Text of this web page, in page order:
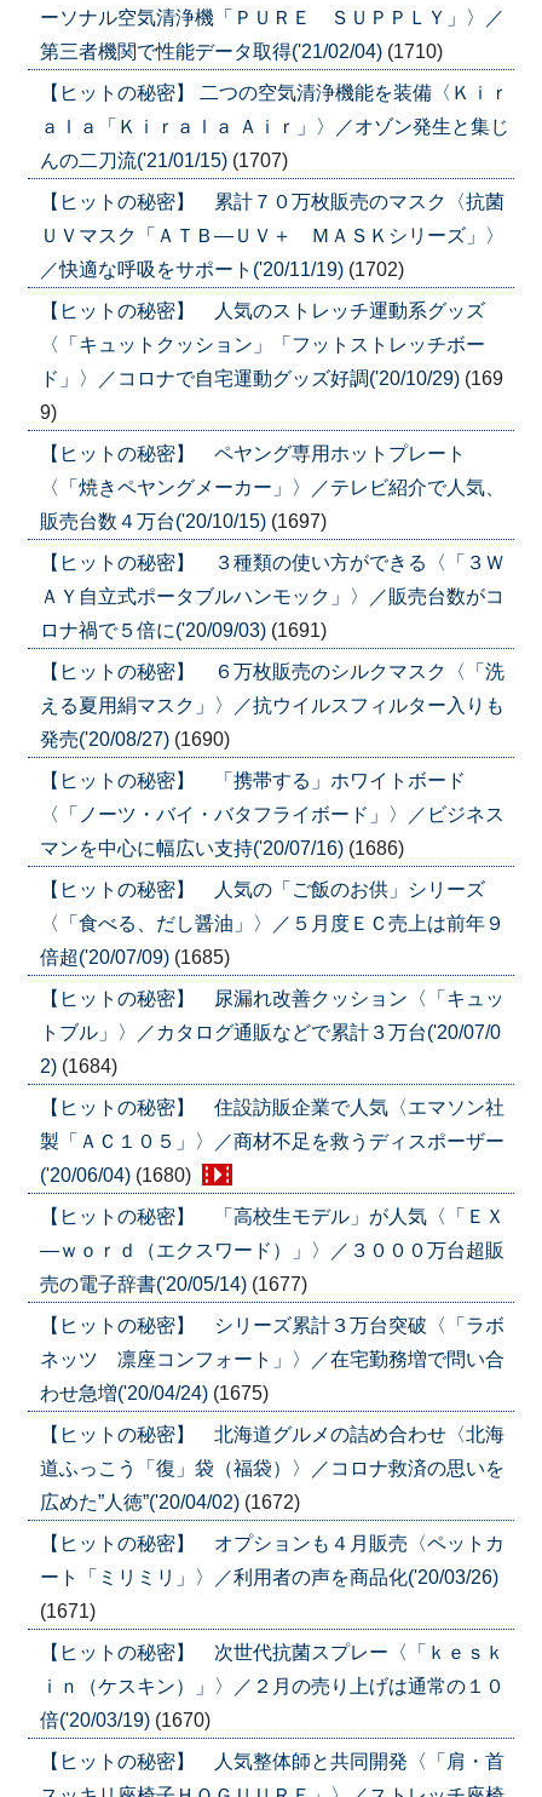
ーソナル空気清浄機「ＰＵＲＥ ＳＵＰＰＬＹ」〉／
第三者機関で性能データ取得('21/02/04) (1710)
【ヒットの秘密】 二つの空気清浄機能を装備〈Ｋｉｒ
ａｌａ「Ｋｉｒａｌａ Ａｉｒ」〉／オゾン発生と集じ
んの二刀流('21/01/15) (1707)
【ヒットの秘密】 累計７０万枚販売のマスク〈抗菌
ＵＶマスク「ＡＴＢ―ＵＶ＋ ＭＡＳＫシリーズ」〉
／快適な呼吸をサポート('20/11/19) (1702)
【ヒットの秘密】 人気のストレッチ運動系グッズ
〈「キュットクッション」「フットストレッチボー
ド」〉／コロナで自宅運動グッズ好調('20/10/29) (169
9)
【ヒットの秘密】 ペヤング専用ホットプレート
〈「焼きペヤングメーカー」〉／テレビ紹介で人気、
販売台数４万台('20/10/15) (1697)
【ヒットの秘密】 ３種類の使い方ができる〈「３Ｗ
ＡＹ自立式ポータブルハンモック」〉／販売台数がコ
ロナ禍で５倍に('20/09/03) (1691)
【ヒットの秘密】 ６万枚販売のシルクマスク〈「洗
える夏用絹マスク」〉／抗ウイルスフィルター入りも
発売('20/08/27) (1690)
【ヒットの秘密】 「携帯する」ホワイトボード
〈「ノーツ・バイ・バタフライボード」〉／ビジネス
マンを中心に幅広い支持('20/07/16) (1686)
【ヒットの秘密】 人気の「ご飯のお供」シリーズ
〈「食べる、だし醤油」〉／５月度ＥＣ売上は前年９
倍超('20/07/09) (1685)
【ヒットの秘密】 尿漏れ改善クッション〈「キュッ
トブル」〉／カタログ通販などで累計３万台('20/07/0
2) (1684)
【ヒットの秘密】 住設訪販企業で人気〈エマソン社
製「ＡＣ１０５」〉／商材不足を救うディスポーザー
('20/06/04) (1680)
【ヒットの秘密】 「高校生モデル」が人気〈「ＥＸ
―ｗｏｒｄ（エクスワード）」〉／３０００万台超販
売の電子辞書('20/05/14) (1677)
【ヒットの秘密】 シリーズ累計３万台突破〈「ラボ
ネッツ 凛座コンフォート」〉／在宅勤務増で問い合
わせ急増('20/04/24) (1675)
【ヒットの秘密】 北海道グルメの詰め合わせ〈北海
道ふっこう「復」袋（福袋）〉／コロナ救済の思いを
広めた”人徳”('20/04/02) (1672)
【ヒットの秘密】 オプションも４月販売〈ペットカ
ート「ミリミリ」〉／利用者の声を商品化('20/03/26)
(1671)
【ヒットの秘密】 次世代抗菌スプレー〈「ｋｅｓｋ
ｉｎ（ケスキン）」〉／２月の売り上げは通常の１０
倍('20/03/19) (1670)
【ヒットの秘密】 人気整体師と共同開発〈「肩・首